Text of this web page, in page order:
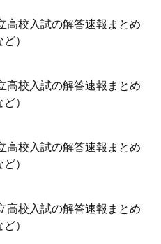
高校入試の解答速報まとめ
）
高校入試の解答速報まとめ
）
高校入試の解答速報まとめ
）
高校入試の解答速報まとめ
）